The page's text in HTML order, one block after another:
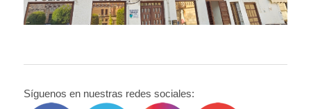
Síguenos en nuestras redes sociales: